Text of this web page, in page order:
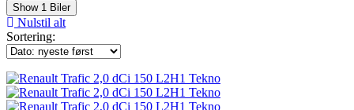
Show 1 Biler
Nulstil alt
Sortering: